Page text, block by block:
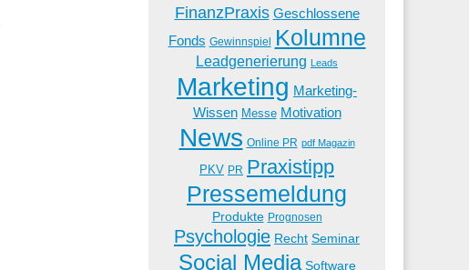
FinanzPraxis Geschlossene
Fonds Gewinnspiel Kolumne
Leadgenerierung Leads
Marketing Marketing-
Wissen Messe Motivation
News Online PR pdf Magazin
PKV PR Praxistipp
Pressemeldung
Produkte Prognosen
Psychologie Recht Seminar
Social Media Software